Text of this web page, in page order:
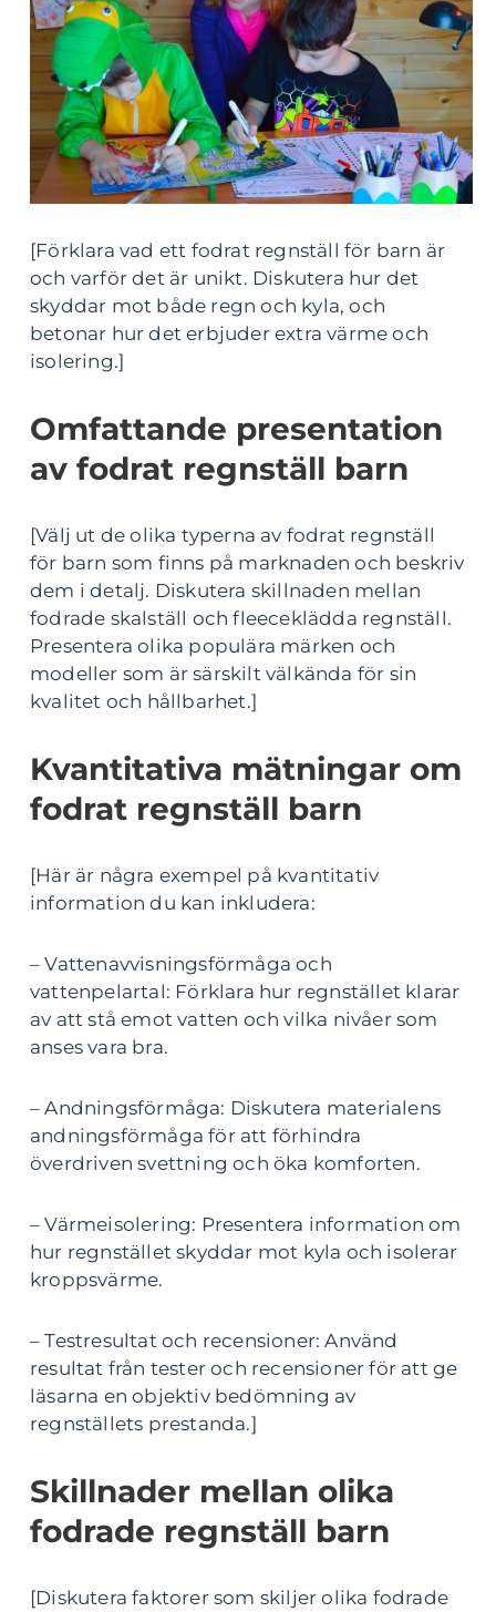
[Förklara vad ett fodrat regnställ för barn är
och varför det är unikt. Diskutera hur det
skyddar mot både regn och kyla, och
betonar hur det erbjuder extra värme och
isolering.]
Omfattande presentation
av fodrat regnställ barn
[Välj ut de olika typerna av fodrat regnställ
för barn som finns på marknaden och beskriv
dem i detalj. Diskutera skillnaden mellan
fodrade skalställ och fleeceklädda regnställ.
Presentera olika populära märken och
modeller som är särskilt välkända för sin
kvalitet och hållbarhet.]
Kvantitativa mätningar om
fodrat regnställ barn
[Här är några exempel på kvantitativ
information du kan inkludera:
– Vattenavvisningsförmåga och
vattenpelartal: Förklara hur regnstället klarar
av att stå emot vatten och vilka nivåer som
anses vara bra.
– Andningsförmåga: Diskutera materialens
andningsförmåga för att förhindra
överdriven svettning och öka komforten.
– Värmeisolering: Presentera information om
hur regnstället skyddar mot kyla och isolerar
kroppsvärme.
– Testresultat och recensioner: Använd
resultat från tester och recensioner för att ge
läsarna en objektiv bedömning av
regnställets prestanda.]
Skillnader mellan olika
fodrade regnställ barn
[Diskutera faktorer som skiljer olika fodrade